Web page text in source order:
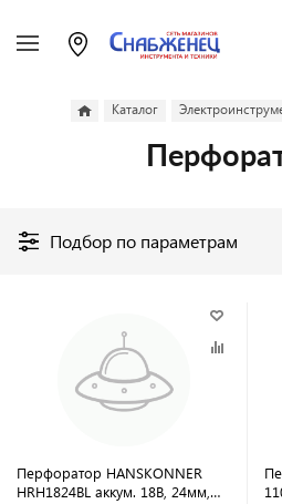
Каталог
Подбор по параметрам
Перфоратор HANSKONNER
HRH1824BL аккум. 18B, 24мм,